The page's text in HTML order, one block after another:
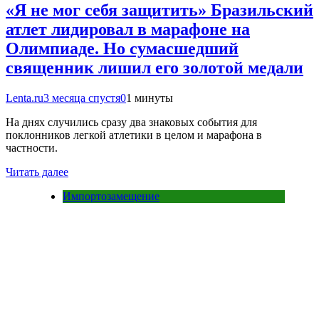
«Я не мог себя защитить» Бразильский
атлет лидировал в марафоне на
Олимпиаде. Но сумасшедший
священник лишил его золотой медали
Lenta.ru3 месяца спустя01 минуты
На днях случились сразу два знаковых события для
поклонников легкой атлетики в целом и марафона в
частности.
Читать далее
Импортозамещение